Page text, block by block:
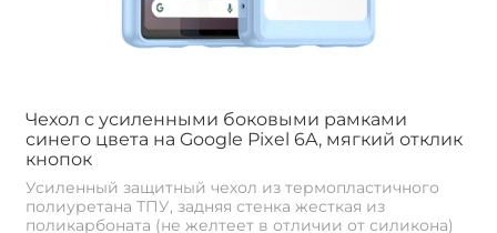
Чехол с усиленными боковыми рамками
синего цвета на Google Pixel 6A, мягкий отклик
кнопок
Усиленный защитный чехол из термопластичного
полиуретана ТПУ, задняя стенка жесткая из
поликарбоната (не желтеет в отличии от силикона)